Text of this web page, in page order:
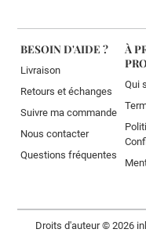
BESOIN D'AIDE ?
Livraison
Retours et échanges
Suivre ma commande
Nous contacter
Questions fréquentes
À
Qui
Droits d'auteur © 2026